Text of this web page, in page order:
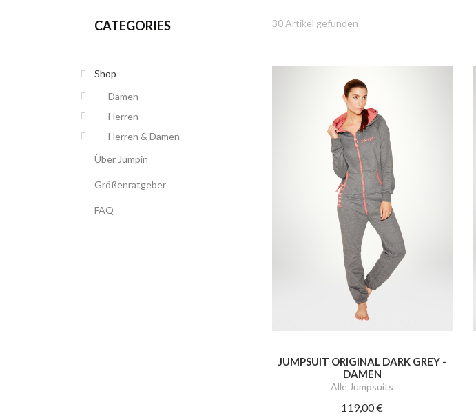
30 Artikel gefunden
JUMPSUIT ORIGINAL DARK GREY -
DAMEN
Alle Jumpsuits
119,00 €
CATEGORIES
Shop
Damen
Herren
Herren & Damen
Über Jumpin
Größenratgeber
FAQ